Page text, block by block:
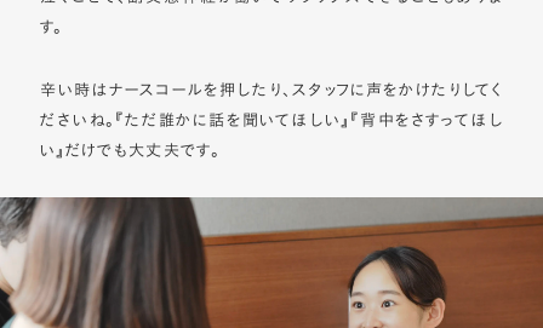
す。
辛い時はナースコールを押したり、スタッフに声をかけたりしてく
ださいね。『ただ誰かに話を聞いてほしい』『背中をさすってほし
い』だけでも大丈夫です。